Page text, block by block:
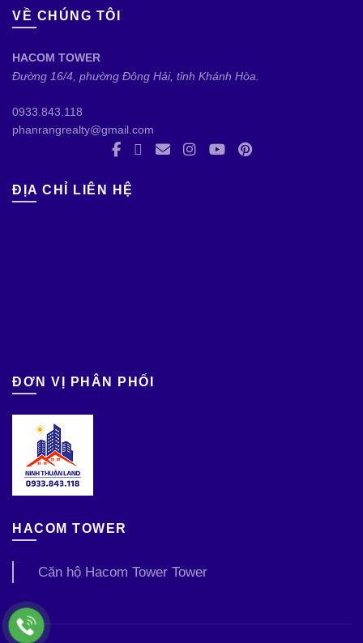
VỀ CHÚNG TÔI
HACOM TOWER
Đường 16/4, phường Đông Hải, tỉnh Khánh Hòa.
0933.843.118
phanrangrealty@gmail.com
ĐỊA CHỈ LIÊN HỆ
ĐƠN VỊ PHÂN PHỐI
HACOM TOWER
Căn hộ Hacom Tower Tower